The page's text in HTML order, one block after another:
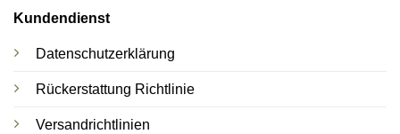
Kundendienst
Datenschutzerklärung
Rückerstattung Richtlinie
Versandrichtlinien